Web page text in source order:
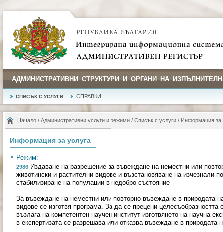
АДМИНИСТРАТИВНИ СТРУКТУРИ И ОРГАНИ НА
СПИСЪК С УСЛУГИ СПРАВКИ
Начало / Административни услуги и режими / Списък с услуги / Информация за
Информация за услуга
Режим:
2986 Издаване на разрешение за въвеждане на неместни или
животински и растителни видове и възстановяване на изчезнали
стабилизиране на популации в недобро състояние
За въвеждане на неместни или повторно въвеждане в природата
видове се изготвя програма. За да се прецени целесъобразността
възлага на компетентен научен институт изготвянето на научна
в експертизата се разрешава или отказва въвеждане в природата